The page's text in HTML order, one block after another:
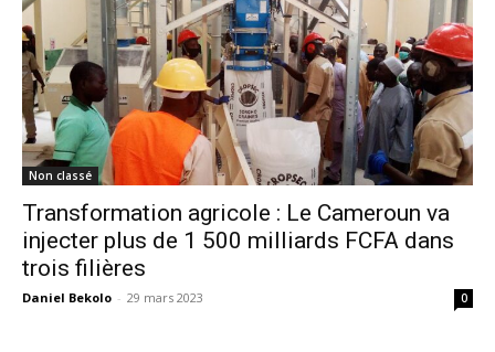
Non classé
Transformation agricole : Le Cameroun va
injecter plus de 1 500 milliards FCFA dans
trois filières
Daniel Bekolo - 29 mars 2023 0